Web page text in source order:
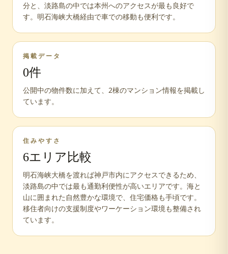
分と、淡路島の中では本州へのアクセスが最も良好で
す。明石海峡大橋経由で車での移動も便利です。
掲載データ
0件
公開中の物件数に加えて、 2棟のマンション情報を掲載し
ています。
住みやすさ
6エリア比較
明石海峡大橋を渡れば神戸市内にアクセスできるため、
淡路島の中では最も通勤利便性が高いエリアです。海と
山に囲まれた自然豊かな環境で、住宅価格も手頃です。
移住者向けの支援制度やワーケーション環境も整備され
ています。